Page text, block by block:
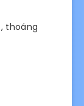
thoáng